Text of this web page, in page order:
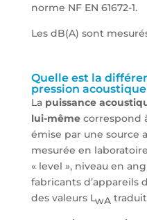
norme NF EN 61672-1.
Les dB(A) sont
Quelle est la
pression acoustique
La puissance
lui-même correspond
émise par une source
mesurée en
« level », niveau en
fabricants
des valeurs LwA